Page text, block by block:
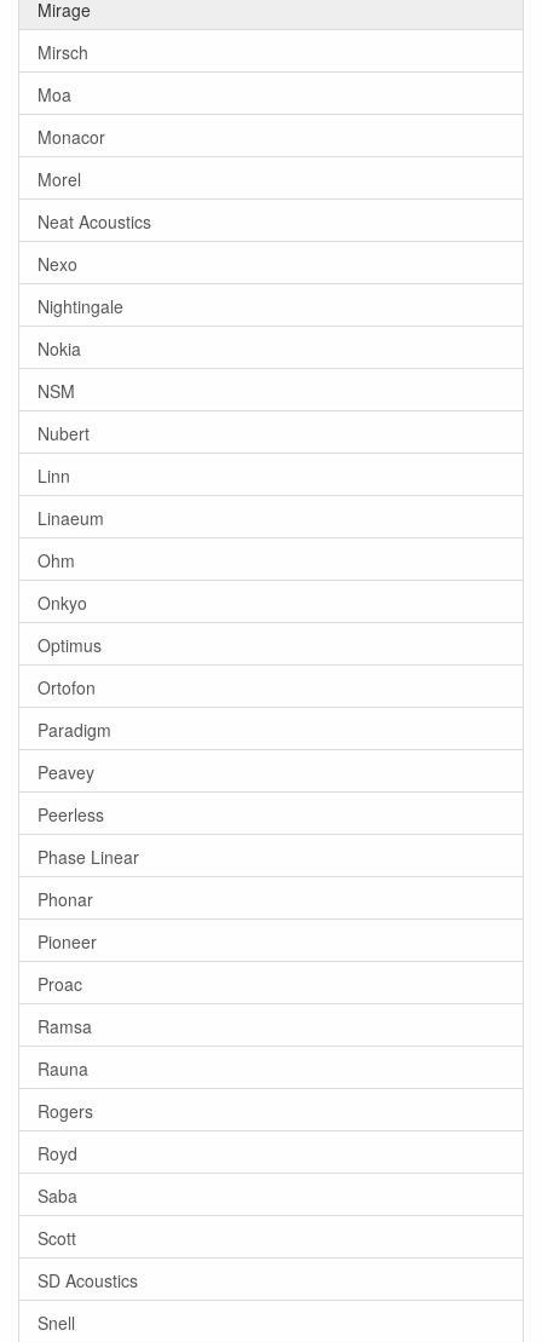
Mirage
Mirsch
Moa
Monacor
Morel
Neat Acoustics
Nexo
Nightingale
Nokia
NSM
Nubert
Linn
Linaeum
Ohm
Onkyo
Optimus
Ortofon
Paradigm
Peavey
Peerless
Phase Linear
Phonar
Pioneer
Proac
Ramsa
Rauna
Rogers
Royd
Saba
Scott
SD Acoustics
Snell